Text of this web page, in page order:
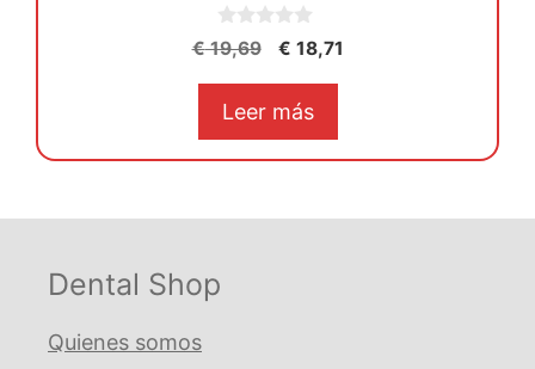
0
d
€19,69
El
original
€ 19,69.
€ 18,71
€ 18,71.
Leer más
Dental Shop
Quienes somos